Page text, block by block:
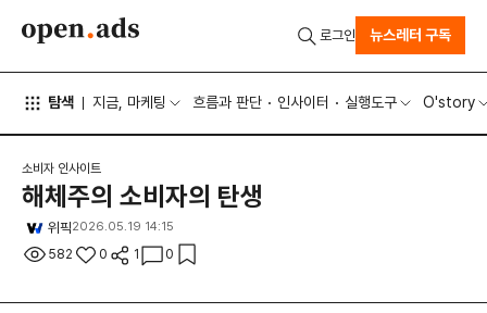
탐색 지금, 마케팅 흐름과 판단 인사이터 실행도구 O'story
로그인 뉴스레터 구독
소비자 인사이트
해체주의 소비자의 탄생
위픽2026.05.19 14:15
582 0 1 0